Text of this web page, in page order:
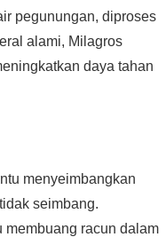
pegunungan, diproses
alami, Milagros
daya tahan
menyeimbangkan
seimbang.
membuang racun dalam